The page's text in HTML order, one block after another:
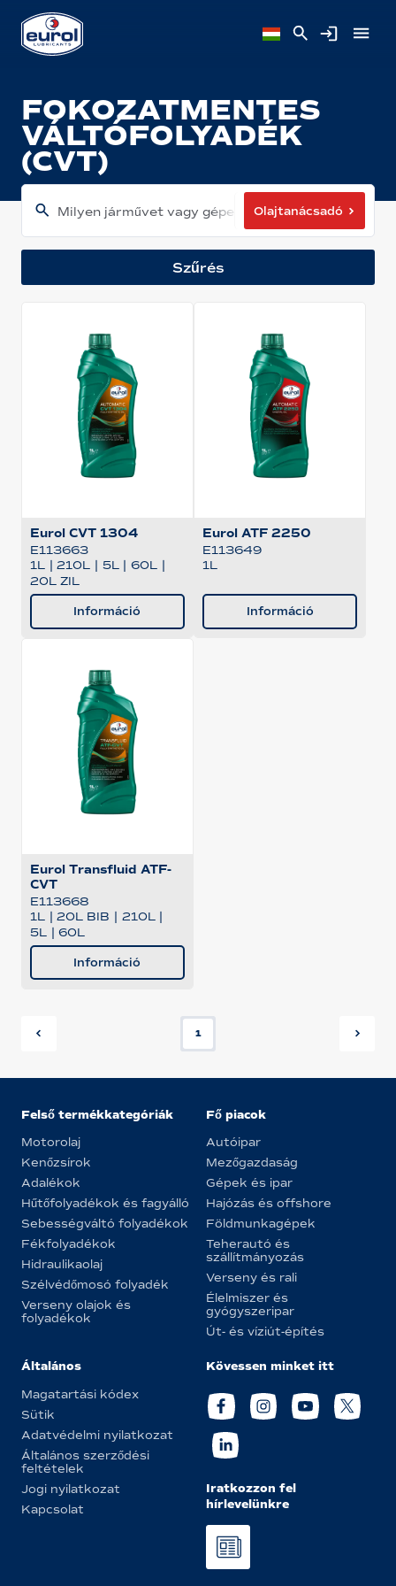
FOKOZATMENTES
VÁLTÓFOLYADÉK
(CVT)
Milyen járművet vagy gépet használ?
Olajtanácsadó
Szűrés
Eurol CVT 1304
E113663
1L | 210L | 5L | 60L |
20L ZIL
Információ
Eurol ATF 2250
E113649
1L
Információ
Eurol Transfluid ATF-
CVT
E113668
1L | 20L BIB | 210L |
5L | 60L
Információ
1
Felső termékkategóriák
Motorolaj
Kenőzsírok
Adalékok
Hűtőfolyadékok és fagyálló
Sebességváltó folyadékok
Fékfolyadékok
Hidraulikaolaj
Szélvédőmosó folyadék
Verseny olajok és
folyadékok
Fő piacok
Autóipar
Mezőgazdaság
Gépek és ipar
Hajózás és offshore
Földmunkagépek
Teherautó és
szállítmányozás
Verseny és rali
Élelmiszer és
gyógyszeripar
Út- és víziút-építés
Általános
Magatartási kódex
Sütik
Adatvédelmi nyilatkozat
Általános szerződési
feltételek
Jogi nyilatkozat
Kapcsolat
Kövessen minket itt
Iratkozzon fel
hírlevelünkre